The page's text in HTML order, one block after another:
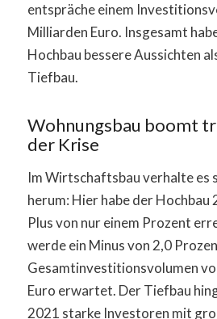
entspräche einem
Milliarden Euro. Insgesamt
Hochbau bessere Aussichten
Tiefbau.
Wohnungsbau boomt
der Krise
Im Wirtschaftsbau verhalte es
herum: Hier habe der Hochbau
Plus von nur einem Prozent
werde ein Minus von 2,0
Gesamtinvestitionsvolumen
Euro erwartet. Der Tiefbau
2021 starke Investoren mit